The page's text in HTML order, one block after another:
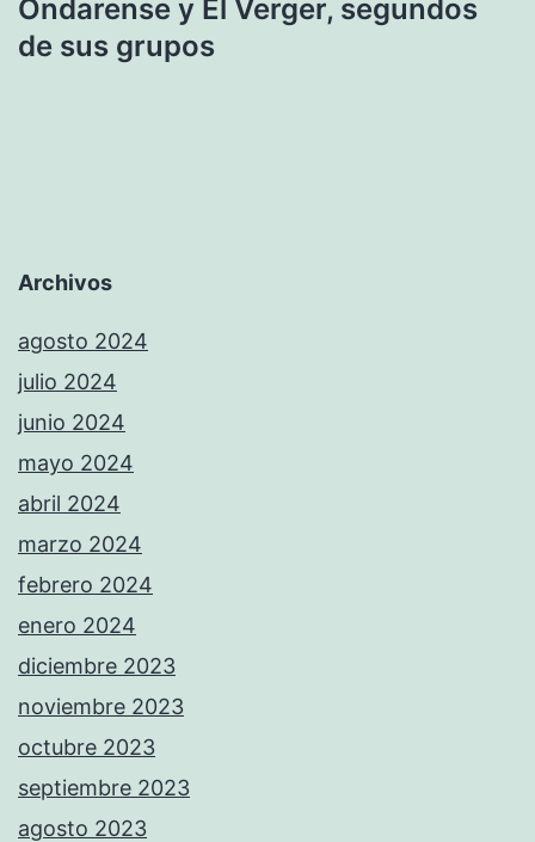
Ondarense y El Verger, segundos
de sus grupos
Archivos
agosto 2024
julio 2024
junio 2024
mayo 2024
abril 2024
marzo 2024
febrero 2024
enero 2024
diciembre 2023
noviembre 2023
octubre 2023
septiembre 2023
agosto 2023